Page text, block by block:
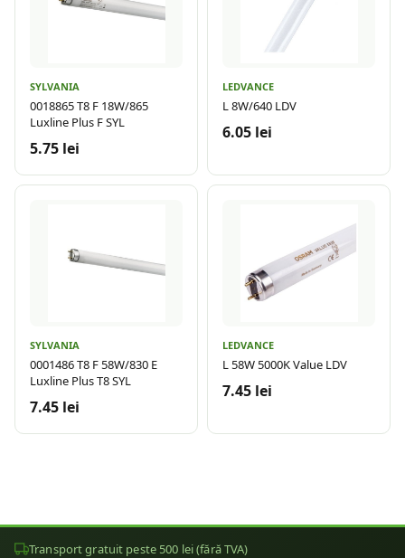
SYLVANIA
0018865 T8 F 18W/865
Luxline Plus F SYL
5.75 lei
LEDVANCE
L 8W/640 LDV
6.05 lei
SYLVANIA
0001486 T8 F 58W/830 E
Luxline Plus T8 SYL
7.45 lei
LEDVANCE
L 58W 5000K Value LDV
7.45 lei
Transport gratuit peste 500 lei (fără TVA)